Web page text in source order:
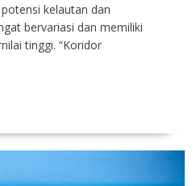
kelautan dan
bervariasi dan memiliki
tinggi. “Koridor